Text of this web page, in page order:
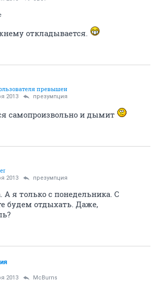
откладывается.
превышен
2013 презумпция
самопроизвольно и дымит
2013 презумпция
А я только с понедельника. С
будем отдыхать. Даже,
2013 McBurns